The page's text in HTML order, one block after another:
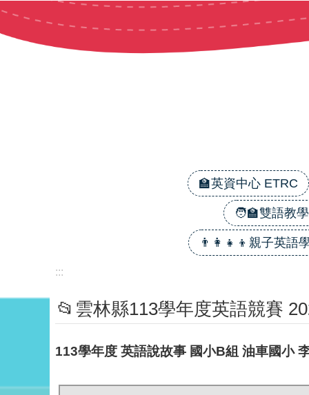
跳到主要內容區塊
🏫英資中心 ETRC
🧑‍🏫雙語教
👨‍👩‍👧‍👦親子英語
:::
📂雲林縣113學年度英語競賽
113學年度 英語說故事 國小B組 油車國小